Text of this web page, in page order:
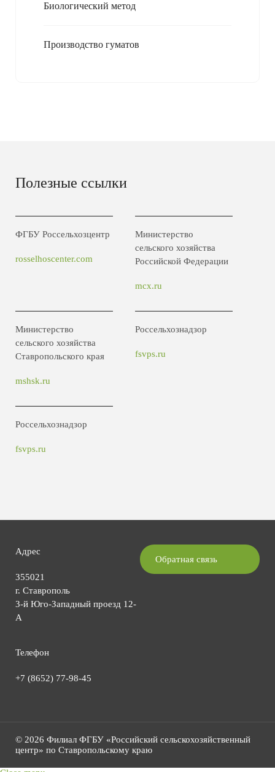
Биологический метод
Производство гуматов
Полезные ссылки
ФГБУ Россельхозцентр
rosselhoscenter.com
Министерство
сельского хозяйства
Российской Федерации
mcx.ru
Министерство
сельского хозяйства
Ставропольского края
mshsk.ru
Россельхознадзор
fsvps.ru
Россельхознадзор
fsvps.ru
Адрес
355021
г. Ставрополь
3-й Юго-Западный проезд 12-
А
Телефон
+7 (8652) 77-98-45
Обратная связь
© 2026 Филиал ФГБУ «Российский сельскохозяйственный
центр» по Ставропольскому краю